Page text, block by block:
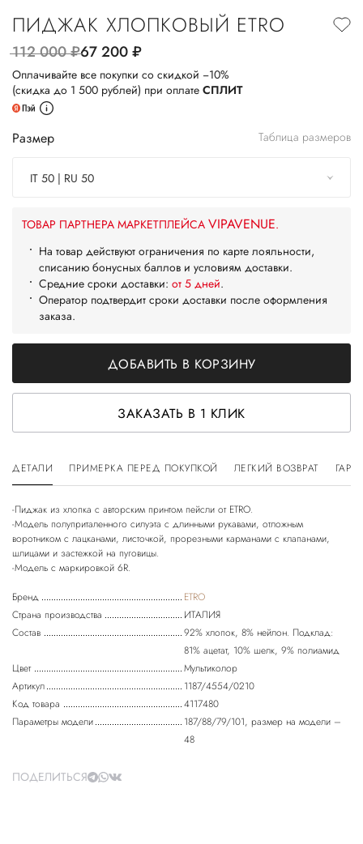
ПИДЖАК ХЛОПКОВЫЙ ETRO
112 000руб.67 200руб.
Оплачивайте все покупки со скидкой −10%
(скидка до 1 500 рублей) при оплате СПЛИТ
Размер Таблица размеров
IT 50 | RU 50
ТОВАР ПАРТНЕРА МАРКЕТПЛЕЙСА VIPAVENUE.
На товар действуют ограничения по карте лояльности,
списанию бонусных баллов и условиям доставки.
Средние сроки доставки: от 5 дней.
Оператор подтвердит сроки доставки после оформления
заказа.
ДОБАВИТЬ В КОРЗИНУ
ЗАКАЗАТЬ В 1 КЛИК
ДЕТАЛИ ПРИМЕРКА ПЕРЕД ПОКУПКОЙ ЛЕГКИЙ ВОЗВРАТ
-Пиджак из хлопка с авторским принтом пейсли от ETRO.
-Модель полуприталенного силуэта с длинными рукавами, отложным
воротником с лацканами, листочкой, прорезными карманами с клапанами,
шлицами и застежкой на пуговицы.
Бренд
ETRO
Страна производства
ИТАЛИЯ
Состав
92% хлопок, 8% нейлон. Подклад:
81% ацетат, 10% шелк, 9% полиамид
Цвет
Мультиколор
Артикул
1187/4554/0210
Код товара
4117480
Параметры модели
187/88/79/101, размер на модели –
48
ПОДЕЛИТЬСЯ